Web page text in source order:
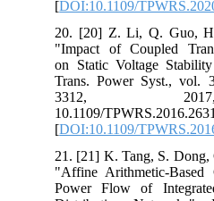
[DOI:10.1109/
20. [20] Z. Li, Q. Guo,
"Impact of Coupled
on Static Voltage
Trans. Power Syst.,
3312,
10.1109/
[DOI:10.1109/
21. [21] K. Tang, S.
"Affine Arithmetic-
Power Flow of